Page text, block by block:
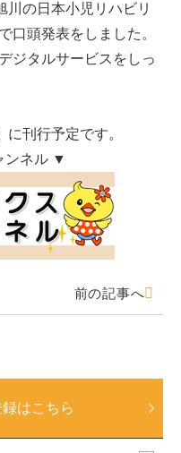
川の日本小児リハビリ
口頭発表をしました。
ジタルサービスをしっ
刊行予定です。
ンネル ▼
前の記事へ
はこちら